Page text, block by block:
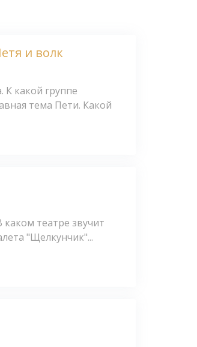
и волк
К какой группе
тема Пети. Какой
театре звучит
"Щелкунчик"...